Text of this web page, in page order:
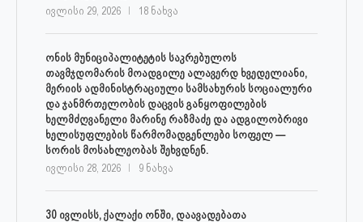
ივლისი 29, 2026 18 ნახვა
ონის მუნიციპალიტეტის საკრებულოს
თავმჯდომარის მოადგილე ალავერდ ხვედელიანი,
მერიის ადმინისტრაციული სამსახურის სოციალური
და ჯანმრთელობის დაცვის განყოფილების
ხელმძღვანელი მარინე რაზმაძე და ადგილობრივი
ხელისუფლების წარმომადგენლები სოფელ —
სორის მოსახლეობას შეხვდნენ.
ივლისი 28, 2026 9 ნახვა
30 ივლისს, ქალაქი ონში, დაავადებათა